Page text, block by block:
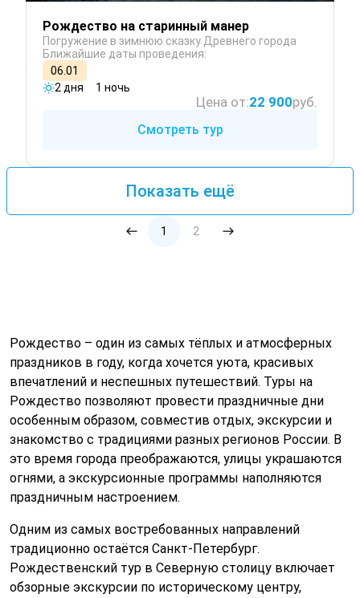
Рождество на старинный манер
Погружение в зимнюю сказку Древнего города
Ближайшие даты проведения:
06.01
2 дня
1 ночь
Цена от:22 900руб.
Смотреть тур
Показать ещё
1 2
Рождество – один из самых тёплых и атмосферных
праздников в году, когда хочется уюта, красивых
впечатлений и неспешных путешествий. Туры на
Рождество позволяют провести праздничные дни
особенным образом, совместив отдых, экскурсии и
знакомство с традициями разных регионов России. В
это время города преображаются, улицы украшаются
огнями, а экскурсионные программы наполняются
праздничным настроением.
Одним из самых востребованных направлений
традиционно остаётся Санкт-Петербург.
Рождественский тур в Северную столицу включает
обзорные экскурсии по историческому центру,